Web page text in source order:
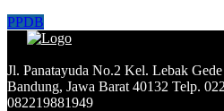
PPDB
Jl. Panatayuda No.2 Kel. Lebak
Bandung, Jawa Barat 40132 Telp.
082219881949